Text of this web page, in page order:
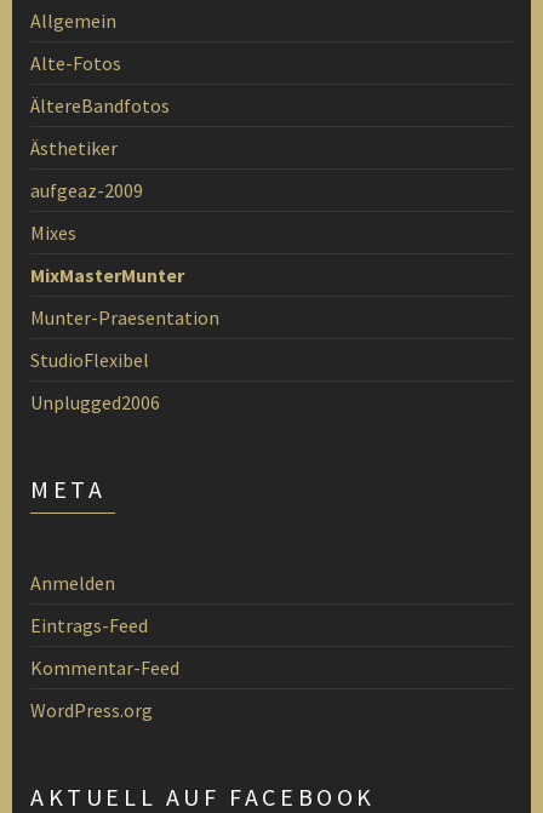
Allgemein
Alte-Fotos
ÄltereBandfotos
Ästhetiker
aufgeaz-2009
Mixes
MixMasterMunter
Munter-Praesentation
StudioFlexibel
Unplugged2006
META
Anmelden
Eintrags-Feed
Kommentar-Feed
WordPress.org
AKTUELL AUF FACEBOOK